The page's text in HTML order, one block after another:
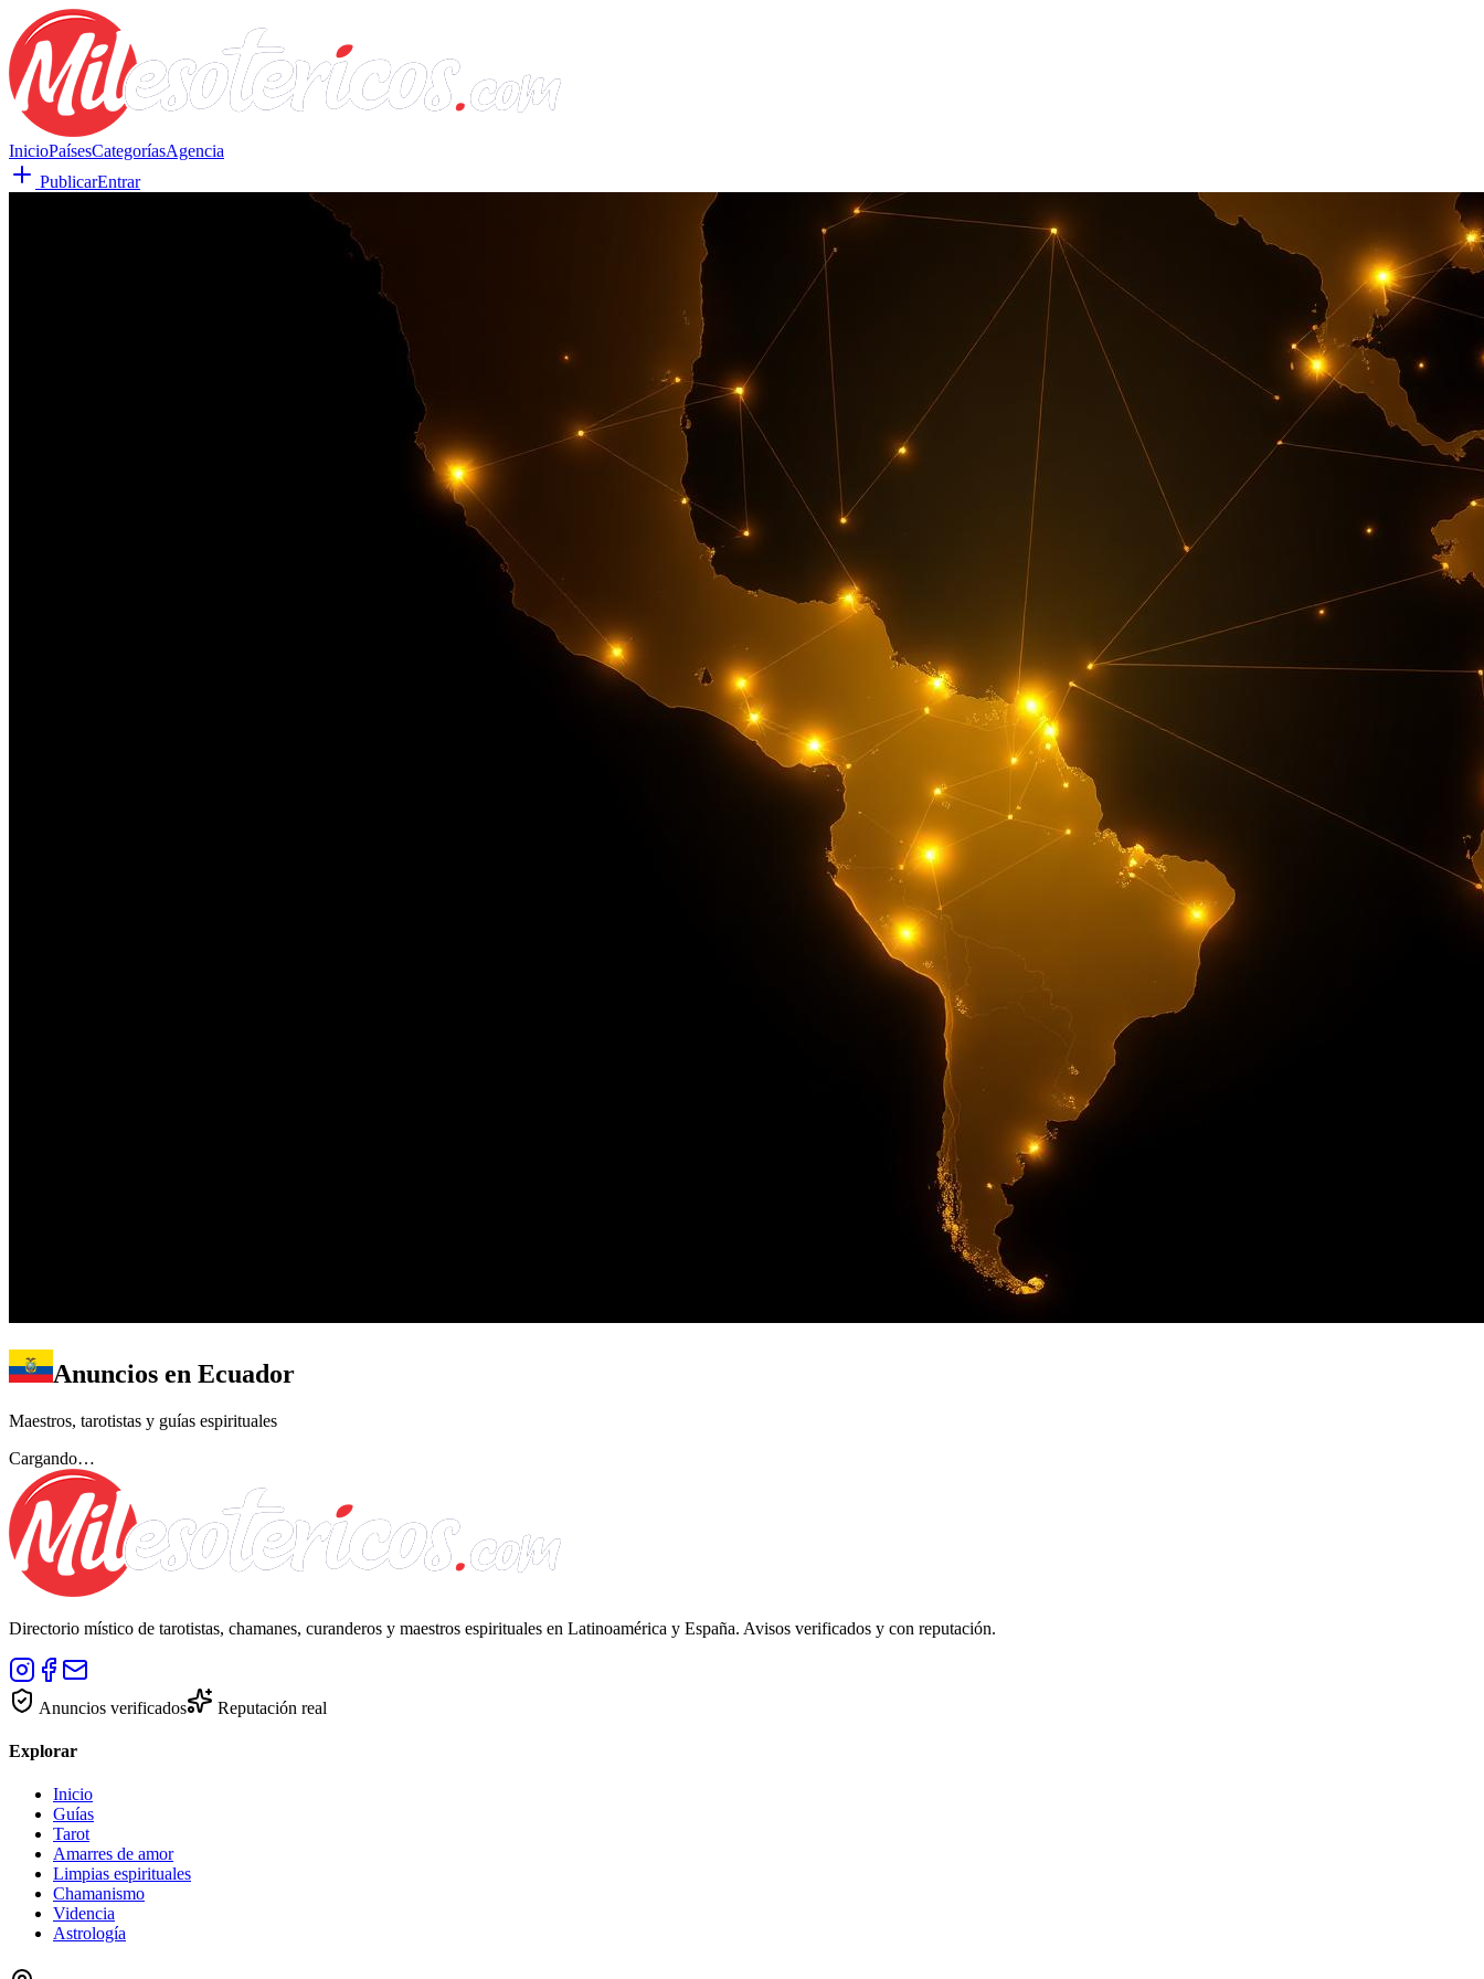
InicioPaísesCategoríasAgencia
PublicarEntrar
Anuncios en Ecuador
Maestros, tarotistas y guías espirituales
Cargando…
Directorio místico de tarotistas, chamanes, curanderos y maestros espirituales en Latinoamérica y España. Avisos verificados y con reputación.
Anuncios verificados Reputación real
Explorar
Inicio
Guías
Tarot
Amarres de amor
Limpias espirituales
Chamanismo
Videncia
Astrología